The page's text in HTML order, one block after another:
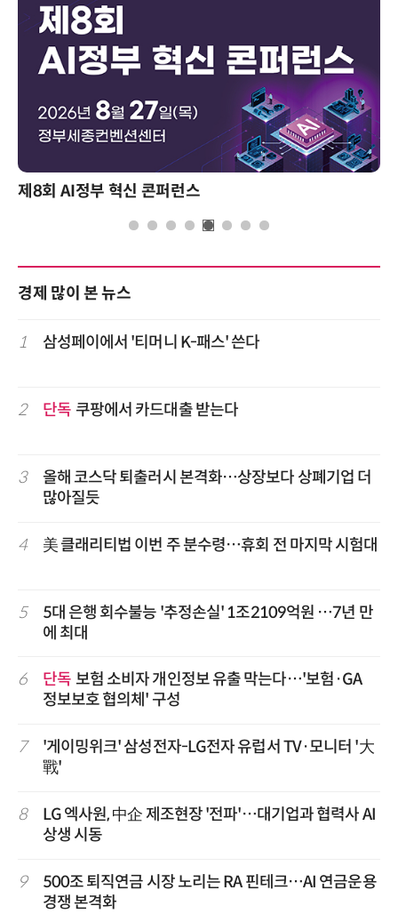
제8회 AI정부 혁신 콘퍼런스
경제 많이 본 뉴스
1 삼성페이에서 '티머니 K-패스' 쓴다
2 단독 쿠팡에서 카드대출 받는다
3
올해 코스닥 퇴출러시 본격화…상장보다 상폐기업 더
많아질듯
4 美 클래리티법 이번 주 분수령…휴회 전 마지막 시험대
5
5대 은행 회수불능 '추정손실' 1조2109억원 …7년 만
에 최대
6 단독 보험 소비자 개인정보 유출 막는다…'보험·GA
정보보호 협의체' 구성
7
'게이밍위크' 삼성전자-LG전자 유럽서 TV·모니터 '大
戰'
8
LG 엑사원, 中企 제조현장 '전파'…대기업과 협력사 AI
상생 시동
9
500조 퇴직연금 시장 노리는 RA 핀테크…AI 연금운용
경쟁 본격화